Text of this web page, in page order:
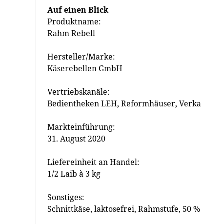
Auf einen Blick
Produktname:
Rahm Rebell
Hersteller/Marke:
Käserebellen GmbH
Vertriebskanäle:
Bedientheken LEH, Reformhäuser,
Markteinführung:
31. August 2020
Liefereinheit an Handel:
1/2 Laib à 3 kg
Sonstiges:
Schnittkäse, laktosefrei, Rahmstufe, 50